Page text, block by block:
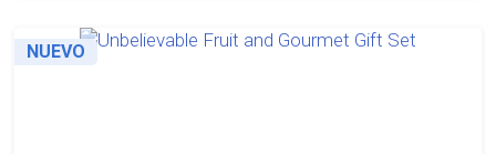
NUEVO